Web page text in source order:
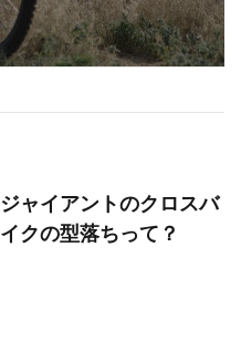
ジャイアントのクロスバ
イクの型落ちって？